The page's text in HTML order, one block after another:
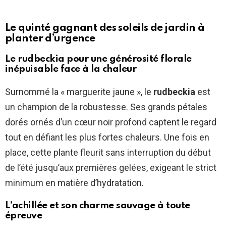
Le quinté gagnant des soleils de jardin à
planter d’urgence
Le rudbeckia pour une générosité florale
inépuisable face à la chaleur
Surnommé la « marguerite jaune », le rudbeckia est
un champion de la robustesse. Ses grands pétales
dorés ornés d’un cœur noir profond captent le regard
tout en défiant les plus fortes chaleurs. Une fois en
place, cette plante fleurit sans interruption du début
de l’été jusqu’aux premières gelées, exigeant le strict
minimum en matière d’hydratation.
L’achillée et son charme sauvage à toute
épreuve